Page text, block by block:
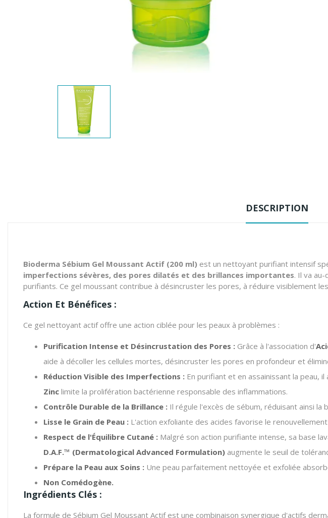
DESCRIPTION
Bioderma Sébium Gel Moussant Actif (200 ml) est un nettoyant purifiant intensif
imperfections sévères, des pores dilatés et des brillances importantes. Il va
purifiants. Ce gel moussant contribue à désincruster les pores, à réduire visiblement
Action Et Bénéfices :
Ce gel nettoyant actif offre une action ciblée pour les peaux à problèmes :
Purification Intense et Désincrustation des Pores : Grâce à l'association d'
aide à décoller les cellules mortes, désincruster les pores en profondeur et
Réduction Visible des Imperfections : En purifiant et en assainissant la peau,
Zinc limite la prolifération bactérienne responsable des inflammations.
Contrôle Durable de la Brillance : Il régule l'excès de sébum, réduisant ainsi
Lisse le Grain de Peau : L'action exfoliante des acides favorise le
Respect de l'Équilibre Cutané : Malgré son action purifiante intense, sa base
D.A.F.™ (Dermatological Advanced Formulation) augmente le seuil de
Prépare la Peau aux Soins : Une peau parfaitement nettoyée et exfoliée
Non Comédogène.
Ingrédients Clés :
La formule de Sébium Gel Moussant Actif est une combinaison synergique d'actifs